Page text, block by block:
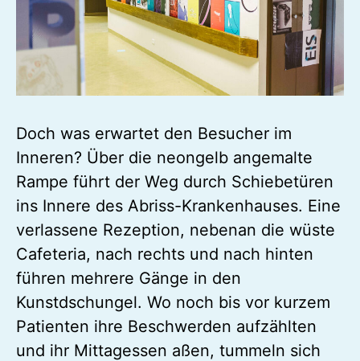
Doch was erwartet den Besucher im
Inneren? Über die neongelb angemalte
Rampe führt der Weg durch Schiebetüren
ins Innere des Abriss-Krankenhauses. Eine
verlassene Rezeption, nebenan die wüste
Cafeteria, nach rechts und nach hinten
führen mehrere Gänge in den
Kunstdschungel. Wo noch bis vor kurzem
Patienten ihre Beschwerden aufzählten
und ihr Mittagessen aßen, tummeln sich